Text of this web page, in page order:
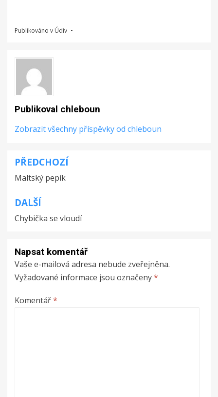
Publikováno v Údiv
Publikoval chleboun
Zobrazit všechny příspěvky od chleboun
Navigace
pro
příspěvek
PŘEDCHOZÍ
Maltský pepík
DALŠÍ
Chybička se vloudí
Napsat komentář
Vaše e-mailová adresa nebude zveřejněna.
Vyžadované informace jsou označeny*
Komentář*